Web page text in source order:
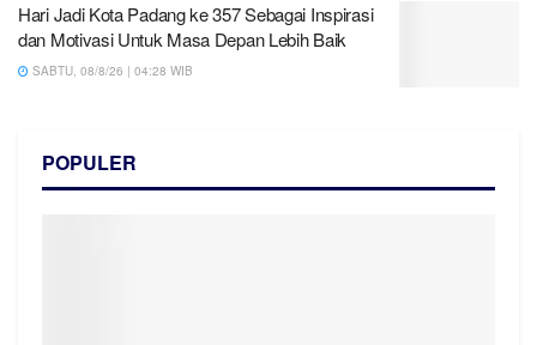
Hari Jadi Kota Padang ke 357 Sebagai Inspirasi
dan Motivasi Untuk Masa Depan Lebih Baik
SABTU, 08/8/26 | 04:28 WIB
POPULER